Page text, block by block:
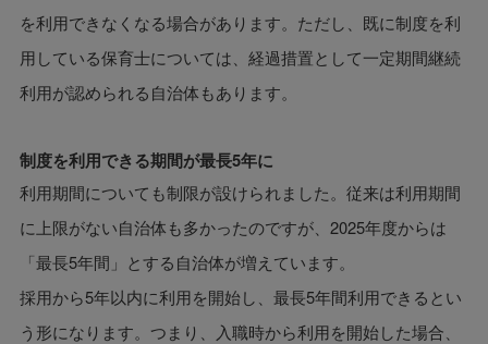
を利用できなくなる場合があります。ただし、既に制度を利
用している保育士については、経過措置として一定期間継続
利用が認められる自治体もあります。
制度を利用できる期間が最長5年に
利用期間についても制限が設けられました。従来は利用期間
に上限がない自治体も多かったのですが、2025年度からは
「最長5年間」とする自治体が増えています。
採用から5年以内に利用を開始し、最長5年間利用できるとい
う形になります。つまり、入職時から利用を開始した場合、